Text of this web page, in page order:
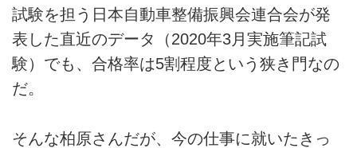
試験を担う日本自動車整備振興会連合会が発
表した直近のデータ（2020年3月実施筆記試
験）でも、合格率は5割程度という狭き門なの
だ。
そんな柏原さんだが、今の仕事に就いたきっ